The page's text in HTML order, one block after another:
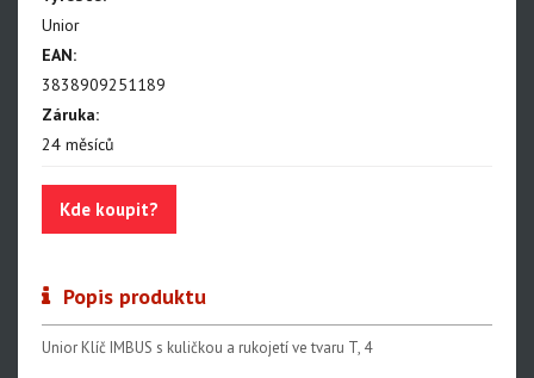
Nářadí na servis napl.kol
Nářadí na servis plášťů a duší
Centrovací stolice
Montážní stojany
Sety nářadí
Dílenské vybavení
Unior
EAN:
3838909251189
Záruka:
24 měsíců
Kde koupit?
Popis produktu
Unior Klíč IMBUS s kuličkou a rukojetí ve tvaru T, 4